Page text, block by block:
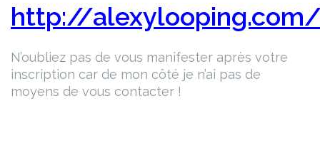
http://
N’oubliez pas de vous manifester après votre
inscription car de mon côté je n’ai pas de
moyens de vous contacter !